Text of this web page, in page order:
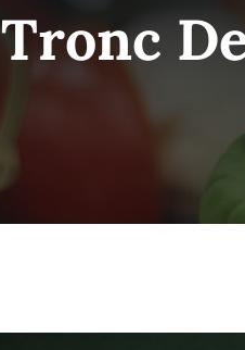
Tronc